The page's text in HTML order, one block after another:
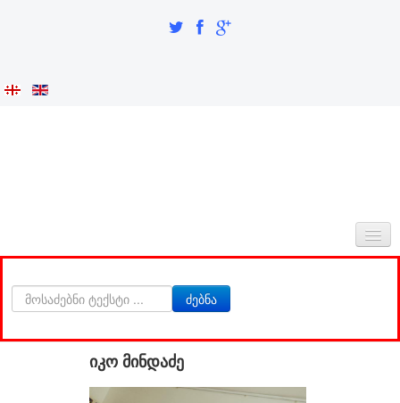
ᲩᲕᲔᲜᲡ ᲨᲔᲡᲐᲮᲔᲑ
ძებნა
იკო მინდაძე